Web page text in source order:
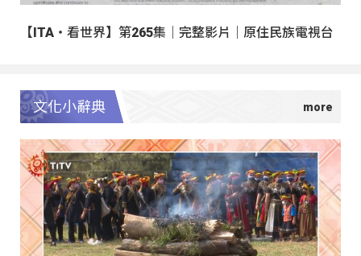
【ITA・看世界】第265集｜完整影片｜原住民族電視台
文化小辭典